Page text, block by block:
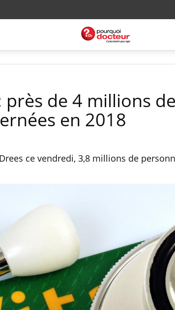
près de 4 millions de
en 2018
ce vendredi, 3,8 millions de
Le Viagra pourrait-il
freiner la propagation du
cancer ?